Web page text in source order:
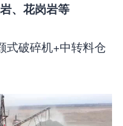
、花岗岩等
式破碎机+中转料仓